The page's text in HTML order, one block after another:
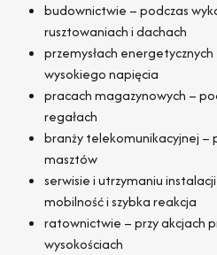
budownictwie – podczas
rusztowaniach i dachach
przemysłach
wysokiego napięcia
pracach magazynowych –
regałach
branży telekomunikacyjnej –
masztów
serwisie i utrzymaniu
mobilność i szybka reakcja
ratownictwie – przy akcjach
wysokościach